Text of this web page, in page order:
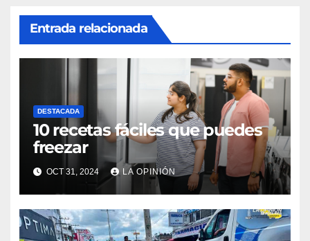
Entrada relacionada
DESTACADA
10 recetas fáciles que puedes
freezar
OCT 31, 2024 LA OPINIÓN